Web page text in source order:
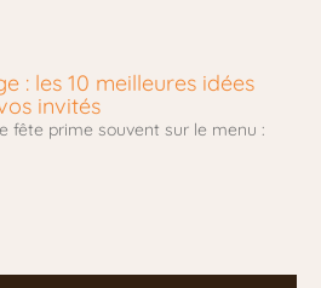
: les 10 meilleures idées
invités
fête prime souvent sur le menu :